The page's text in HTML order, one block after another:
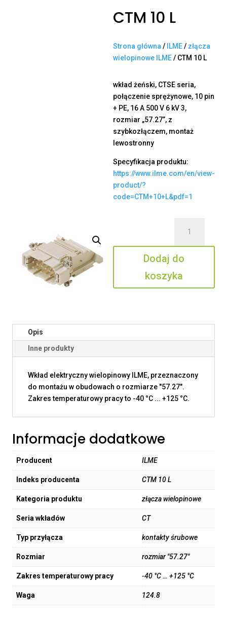
CTM 10 L
Strona główna / ILME/ złącza
wielopinowe ILME/ CTM 10 L
wkład żeński, CTSE seria,
połączenie sprężynowe, 10 pin
+ PE, 16 A 500 V 6 kV 3,
rozmiar „57.27”, z
szybkozłączem, montaż
lewostronny
Specyfikacja produktu:
https://www.ilme.com/en/view-
product/?
code=CTM+10+L&pdf=1
10
L
Dodaj do
koszyka
Opis
Inne produkty
Wkład elektryczny wielopinowy ILME, przeznaczony
do montażu w obudowach o rozmiarze "57.27".
Zakres temperaturowy pracy to -40 °C ... +125 °C.
Informacje dodatkowe
Producent ILME
Indeks producenta CTM 10 L
Kategoria produktu złącza wielopinowe
Seria wkładów CT
Typ przyłącza kontakty śrubowe
Rozmiar rozmiar "57.27"
Zakres temperaturowy pracy -40 °C … +125 °C
Waga 124.8